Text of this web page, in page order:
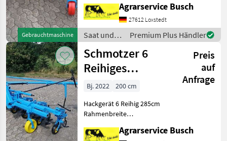
Gebrauchtmaschine
optional reihig
Exaktsteuerung zum
optimalen Hackerfolg
Agrarservice Busch
27612 Loxstedt
Saat und
Pflege /
Schmotzer
Premium Plus Händler
Schmotzer 6
Reihiges
Exackthackgerät
über
Handsteuerung
im
Preis
auf
Anfrage
Bj. 2022
200 cm
Hackgerät 6 Reihig 285cm
Rahmenbreite
KulturschutzscheibenAgrarservice Busch